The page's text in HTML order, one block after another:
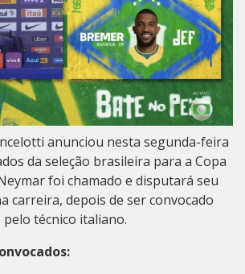
anunciou nesta segunda-feira
da seleção brasileira para a Copa
foi chamado e disputará seu
carreira, depois de ser convocado
técnico italiano.